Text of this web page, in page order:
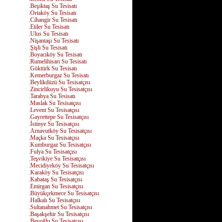
.Beşiktaş Su Tesisatı
.Ortaköy Su Tesisatı
.Cihangir Su Tesisatı
.Etiler Su Tesisatı
.Ulus Su Tesisatı
.Nişantaşı Su Tesisatı
.Şişli Su Tesisatı
.Boyacıköy Su Tesisatı
.Rumelihisarı Su Tesisatı
.Göktürk Su Tesisatı
.Kemerburgaz Su Tesisatı
.Beylikdüzü Su Tesisatçısı
.Zincirlikuyu Su Tesisatçısı
.Tarabya Su Tesisatı
.Maslak Su Tesisatçısı
.Levent Su Tesisatçısı
.Gayrettepe Su Tesisatçısı
.İstinye Su Tesisatçısı
.Arnavutköy Su Tesisatçısı
.Maçka Su Tesisatçısı
.Kumburgaz Su Tesisatçısı
.Fulya Su Tesisatçısı
.Teşvikiye Su Tesisatçısı
.Mecidiyeköy Su Tesisatçısı
.Karaköy Su Tesisatçısı
.Kabataş Su Tesisatçısı
.Emirgan Su Tesisatçısı
.Büyükçekmece Su Tesisatçısı
.Halkalı Su Tesisatçısı
.Sultanahmet Su Tesisatçısı
.Başakşehir Su Tesisatçısı